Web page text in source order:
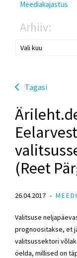
Meediakajastus
Arhiiv:
Tagasi
(Reet
26.04.2017
Valitsuse
prognoositakse, et
valitsussektori
öelda, millised on